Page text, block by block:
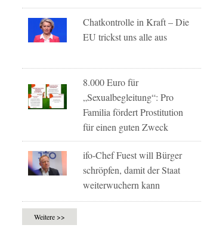
Chatkontrolle in Kraft – Die
EU trickst uns alle aus
8.000 Euro für
„Sexualbegleitung“: Pro
Familia fördert Prostitution
für einen guten Zweck
ifo-Chef Fuest will Bürger
schröpfen, damit der Staat
weiterwuchern kann
Weitere >>